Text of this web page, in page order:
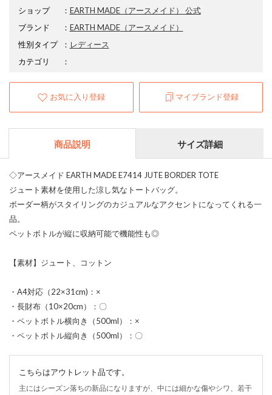
ショップ ： EARTH MADE（アースメイド） 公式
ブランド
： EARTH MADE（アースメイド）
性別タイプ
： レディース
カテゴリ
：
お気に入り登録 マイブランド登録
商品説明 サイズ詳細
◇アースメイド EARTH MADE E7414 JUTE BORDER TOTE
ジュート素材を使用した涼し気なトートバッグ。
ボーダー柄がスタイリングのカジュアルなアクセントになってくれる一
品。
ペットボトルが縦に収納可能で機能性も◎
【素材】ジュート、コットン
・A4対応（22×31cm)：×
・長財布（10×20cm）：〇
・ペットボトル横向き（500ml）：×
・ペットボトル縦向き（500ml）：〇
こちらはアウトレット品です。
主にはシーズン落ちの新品になりますが、中には細かな傷やシワ、若干